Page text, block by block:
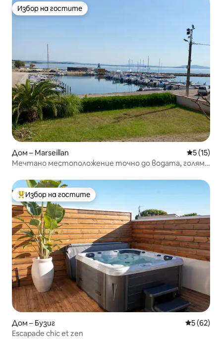
Избор на гостите
Избор на гостите
Дом – Marseillan Средна
5 (15)
Мечтано местоположение точно до водата, голям
Най-популярен избор на гостите
Избор на гостите
Дом – Бузиг Средна
5 (62)
Escapade chic et zen